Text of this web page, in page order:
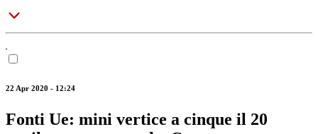
22 Apr 2020 - 12:24
Fonti Ue: mini vertice a cinque il 20